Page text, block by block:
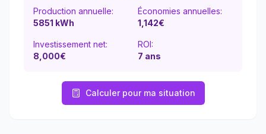
Production annuelle:
5851 kWh
Économies annuelles:
1,142€
Investissement net:
8,000€
ROI:
7 ans
Calculer pour ma situation